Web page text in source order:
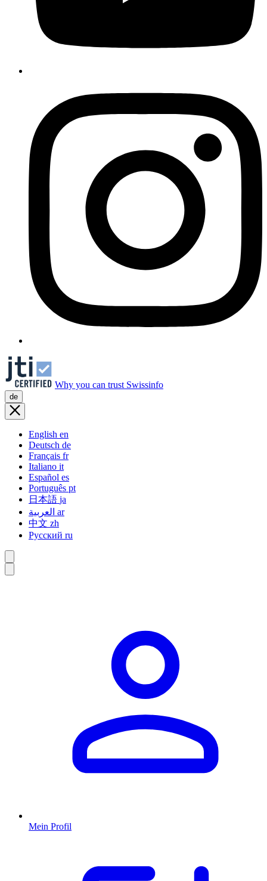
Why you can trust Swissinfo
de
English en
Deutsch de
Français fr
Italiano it
Español es
Português pt
日本語 ja
ar
中文 zh
Русский ru
Mein Profil